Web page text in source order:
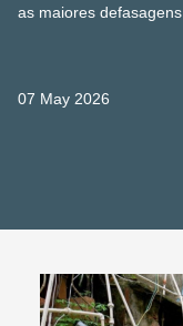
as maiores defasagens
07 May 2026